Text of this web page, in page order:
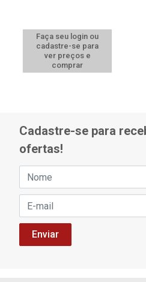
Faça seu login ou
cadastre-se para
ver preços e
comprar
Cadastre-se para
ofertas!